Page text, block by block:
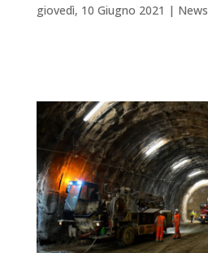
giovedì, 10 Giugno 2021 | News